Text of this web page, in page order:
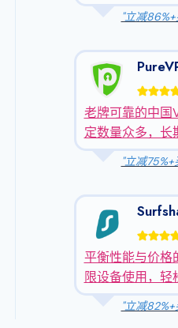
"立减
老牌可靠的中国
定数量众多，长
"立减
平衡性能与价格
限设备使用，轻
"立减